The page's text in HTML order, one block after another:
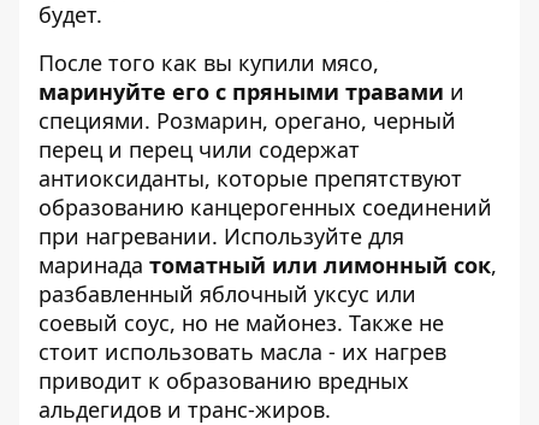
будет.
После того как вы купили мясо,
маринуйте его с пряными травами и
специями. Розмарин, орегано, черный
перец и перец чили содержат
антиоксиданты, которые препятствуют
образованию канцерогенных соединений
при нагревании. Используйте для
маринада томатный или лимонный сок,
разбавленный яблочный уксус или
соевый соус, но не майонез. Также не
стоит использовать масла - их нагрев
приводит к образованию вредных
альдегидов и транс-жиров.